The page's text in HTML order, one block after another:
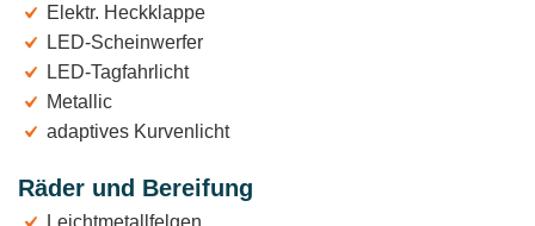
Elektr. Heckklappe
LED-Scheinwerfer
LED-Tagfahrlicht
Metallic
adaptives Kurvenlicht
Räder und Bereifung
Leichtmetallfelgen